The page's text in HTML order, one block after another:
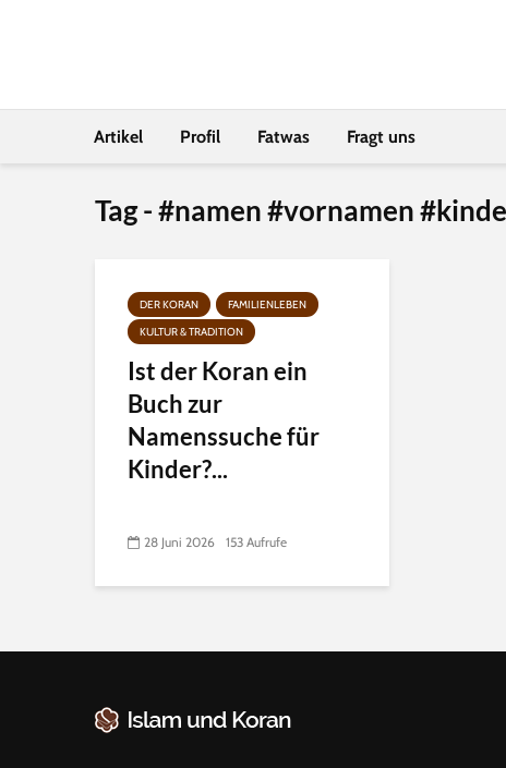
Artikel Profil Fatwas Fragt uns
Tag - #namen #vornamen
DER KORAN
FAMILIENLEBEN
KULTUR & TRADITION
Ist der Koran ein
Buch zur
Namenssuche für
Kinder?...
28 Juni 2026 153 Aufrufe